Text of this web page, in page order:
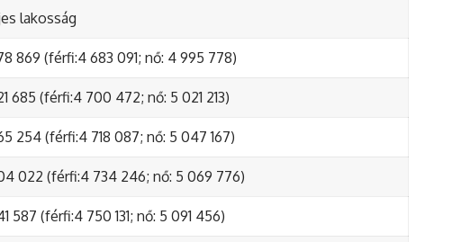
lakosság
869 (férfi:4 683 091; nő: 4 995 778)
685 (férfi:4 700 472; nő: 5 021 213)
254 (férfi:4 718 087; nő: 5 047 167)
022 (férfi:4 734 246; nő: 5 069 776)
587 (férfi:4 750 131; nő: 5 091 456)